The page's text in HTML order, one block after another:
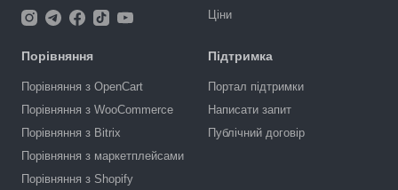
Ціни
Порівняння
Порівняння з OpenCart
Порівняння з WooCommerce
Порівняння з Bitrix
Порівняння з маркетплейсами
Порівняння з Shopify
Підтримка
Портал підтримки
Написати запит
Публічний договір